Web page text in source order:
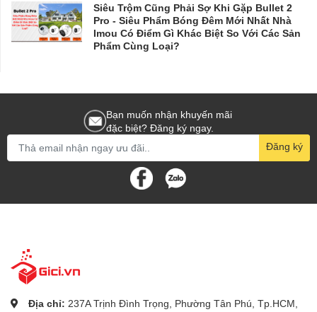
Siêu Trộm Cũng Phải Sợ Khi Gặp Bullet 2
Pro - Siêu Phẩm Bóng Đêm Mới Nhất Nhà
Imou Có Điểm Gì Khác Biệt So Với Các Sản
Phẩm Cùng Loại?
Bạn muốn nhận khuyến mãi
đặc biệt? Đăng ký ngay.
Đăng ký
Địa chỉ: 237A Trịnh Đình Trọng, Phường Tân Phú, Tp.HCM,